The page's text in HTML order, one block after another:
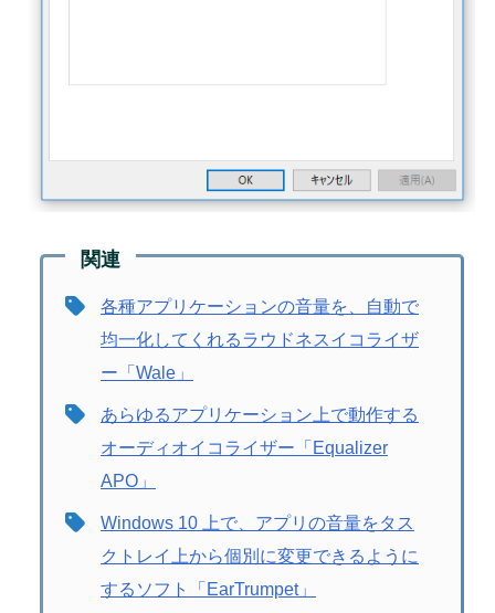
各種アプリケーションの音量を、自動で
均一化してくれるラウドネスイコライザ
ー「Wale」
あらゆるアプリケーション上で動作する
オーディオイコライザー「Equalizer
APO」
Windows 10 上で、アプリの音量をタス
クトレイ上から個別に変更できるように
するソフト「EarTrumpet」